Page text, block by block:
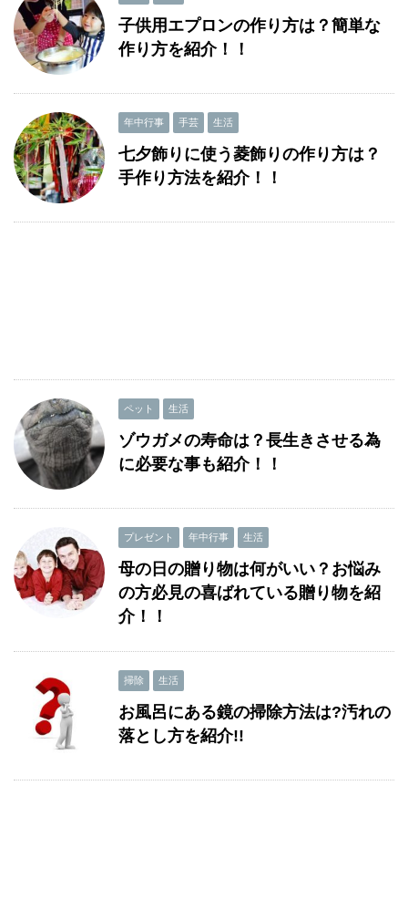
子供用エプロンの作り方は？簡単な
作り方を紹介！！
年中行事 手芸 生活
七夕飾りに使う菱飾りの作り方は？
手作り方法を紹介！！
ペット 生活
ゾウガメの寿命は？長生きさせる為
に必要な事も紹介！！
プレゼント 年中行事 生活
母の日の贈り物は何がいい？お悩み
の方必見の喜ばれている贈り物を紹
介！！
掃除 生活
お風呂にある鏡の掃除方法は?汚れの
落とし方を紹介!!